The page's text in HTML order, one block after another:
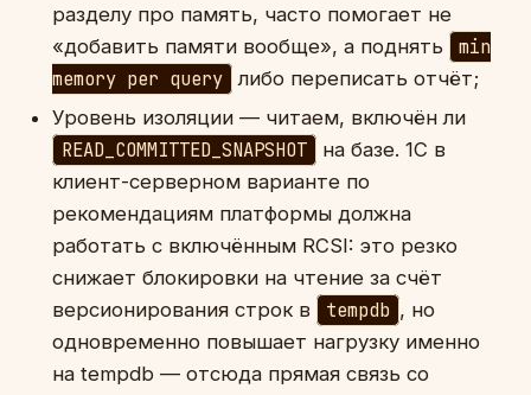
разделу про память, часто помогает не
«добавить памяти вообще», а поднять
min
memory per query
либо переписать отчёт;
Уровень изоляции — читаем, включён ли
READ_COMMITTED_SNAPSHOT
на базе. 1С в
клиент-серверном варианте по
рекомендациям платформы должна
работать с включённым RCSI: это резко
снижает блокировки на чтение за счёт
версионирования строк в
tempdb , но
одновременно повышает нагрузку именно
на tempdb — отсюда прямая связь со